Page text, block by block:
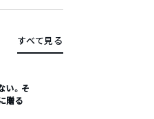
すべて見る
い。そ
贈る